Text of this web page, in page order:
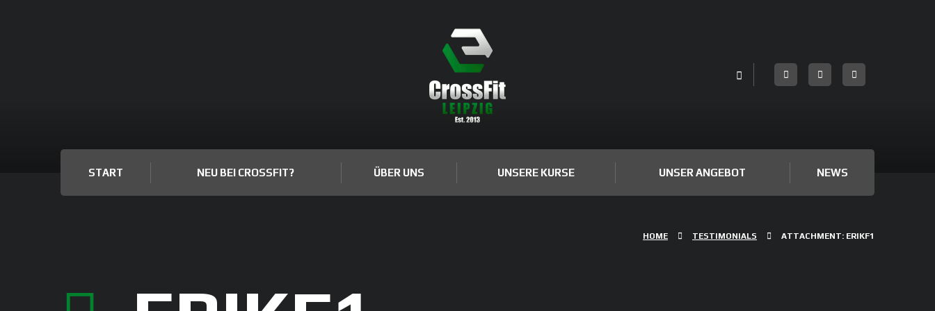
START NEU BEI CROSSFIT? ÜBER UNS UNSERE KURSE UNSER ANGEBOT NEWS
HOME TESTIMONIALS ATTACHMENT: ERIKF1